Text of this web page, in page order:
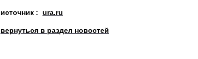
источник : ura.ru
вернуться в раздел новостей